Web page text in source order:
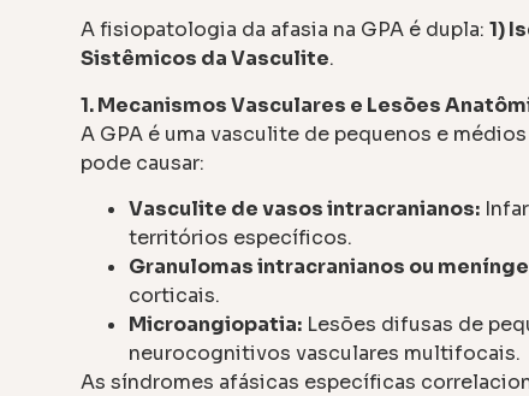
A fisiopatologia da afasia na GPA é dupla:1)
Sistêmicos da Vasculite.
1. Mecanismos Vasculares e Lesões
A GPA é uma vasculite de pequenos e
pode causar:
Vasculite de vasos intracranianos:
territórios específicos.
Granulomas intracranianos ou
corticais.
Microangiopatia: Lesões difusas de
neurocognitivos vasculares multifocais.
As síndromes afásicas específicas